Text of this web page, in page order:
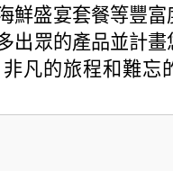
鮮盛宴套餐等豐富
出眾的產品並計
非凡的旅程和難忘